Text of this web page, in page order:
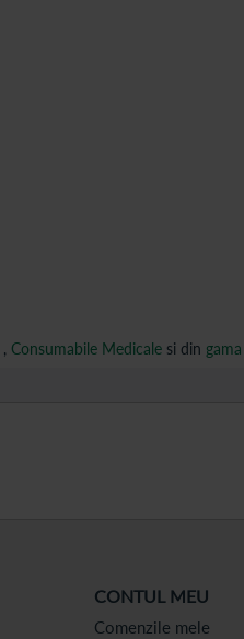
, Consumabile Medicale si din
CONTUL MEU
Comenzile mele